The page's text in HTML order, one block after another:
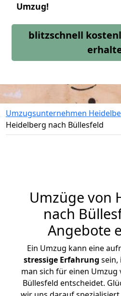
Umzug!
blitzschnell
Umzugsunternehmen
Heidelberg nach Büllesfeld
Umzüge von
nach
Angebote
Ein Umzug kann eine
stressige Erfahrung sein,
man sich für einen Umzug
Büllesfeld entscheidet.